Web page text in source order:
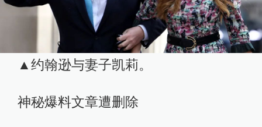
▲约翰逊与妻子凯莉。
神秘爆料文章遭删除